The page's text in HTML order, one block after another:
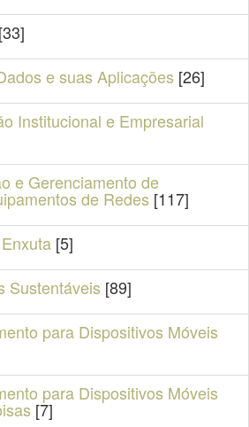
[33]
e suas Aplicações [26]
Institucional e Empresarial
e Gerenciamento de
de Redes [117]
[5]
Sustentáveis [89]
para Dispositivos Móveis
para Dispositivos Móveis
[7]